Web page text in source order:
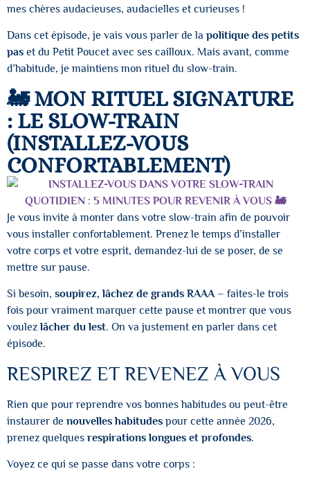
mes chères audacieuses, audacielles et curieuses !
Dans cet épisode, je vais vous parler de la politique des petits
pas et du Petit Poucet avec ses cailloux. Mais avant, comme
d’habitude, je maintiens mon rituel du slow-train.
🚂 MON RITUEL SIGNATURE
: LE SLOW-TRAIN
(INSTALLEZ-VOUS
CONFORTABLEMENT)
Je vous invite à monter dans votre slow-train afin de pouvoir
vous installer confortablement. Prenez le temps d’installer
votre corps et votre esprit, demandez-lui de se poser, de se
mettre sur pause.
Si besoin, soupirez, lâchez de grands RAAA– faites-le trois
fois pour vraiment marquer cette pause et montrer que vous
voulezlâcher du lest. On va justement en parler dans cet
épisode.
RESPIREZ ET REVENEZ À VOUS
Rien que pour reprendre vos bonnes habitudes ou peut-être
instaurer de nouvelles habitudes pour cette année 2026,
prenez quelques respirations longues et profondes.
Voyez ce qui se passe dans votre corps :